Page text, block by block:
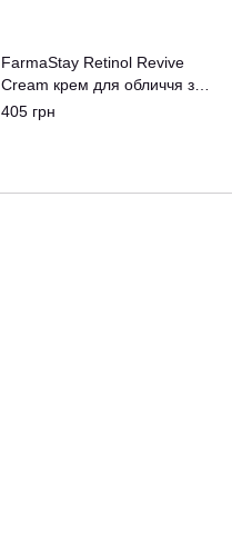
FarmaStay Retinol Revive
Cream крем для обличчя з
ретинолом
405 грн